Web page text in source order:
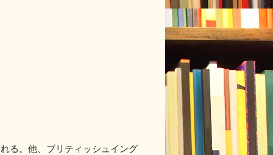
る。他、ブリティッシュイング